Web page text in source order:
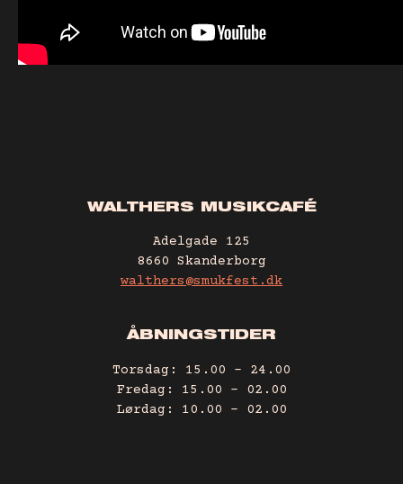
WALTHERS MUSIKCAFÉ
Adelgade 125
8660 Skanderborg
walthers@smukfest.dk
ÅBNINGSTIDER
Torsdag: 15.00 – 24.00
Fredag: 15.00 – 02.00
Lørdag: 10.00 – 02.00